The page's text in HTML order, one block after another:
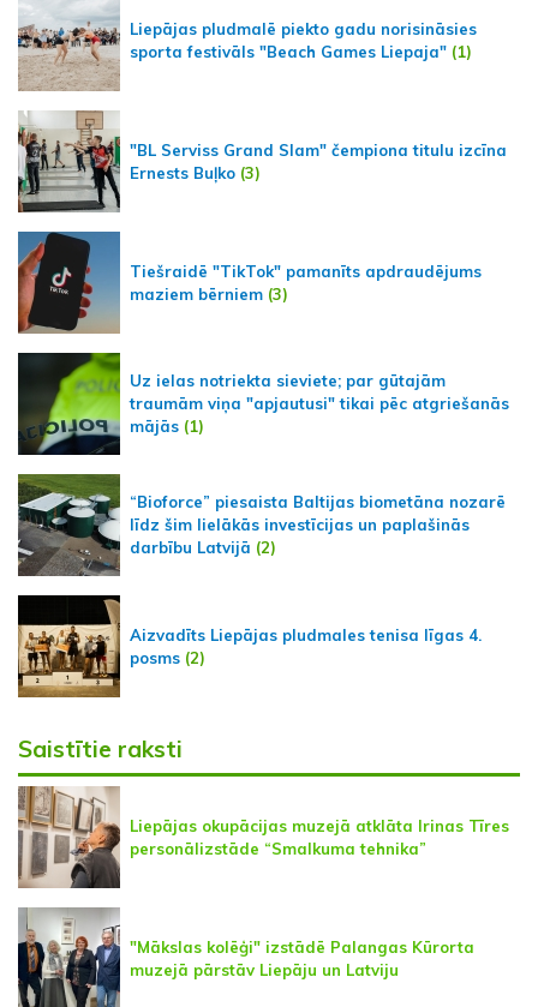
Liepājas pludmalē piekto gadu norisināsies
sporta festivāls "Beach Games Liepaja" (1)
"BL Serviss Grand Slam" čempiona titulu izcīna
Ernests Buļko (3)
Tiešraidē "TikTok" pamanīts apdraudējums
maziem bērniem (3)
Uz ielas notriekta sieviete; par gūtajām
traumām viņa "apjautusi" tikai pēc atgriešanās
mājās (1)
“Bioforce” piesaista Baltijas biometāna nozarē
līdz šim lielākās investīcijas un paplašinās
darbību Latvijā (2)
Aizvadīts Liepājas pludmales tenisa līgas 4.
posms (2)
Saistītie raksti
Liepājas okupācijas muzejā atklāta Irinas Tīres
personālizstāde “Smalkuma tehnika”
"Mākslas kolēģi" izstādē Palangas Kūrorta
muzejā pārstāv Liepāju un Latviju